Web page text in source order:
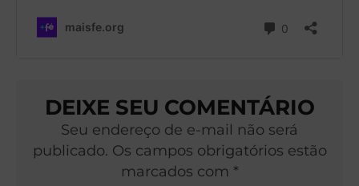
DEIXE SEU COMENTÁRIO
Seu endereço de e-mail não será
publicado. Os campos obrigatórios estão
marcados com *